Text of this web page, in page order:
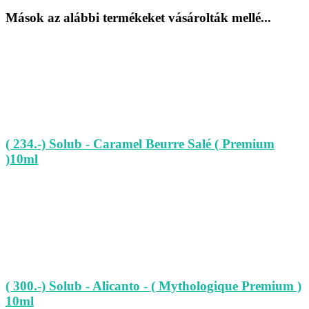
Mások az alábbi termékeket vásárolták mellé...
( 234.-) Solub - Caramel Beurre Salé ( Premium
)10ml
( 300.-) Solub - Alicanto - ( Mythologique Premium )
10ml